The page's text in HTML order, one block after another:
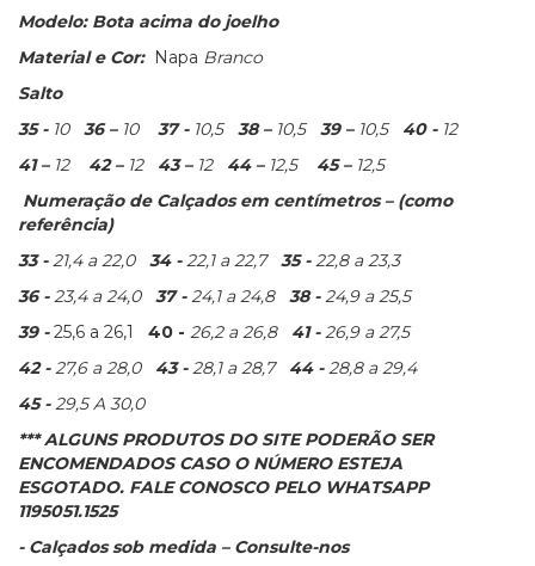
Modelo: Bota acima do joelho
Material e Cor:Napa Branco
Salto
35 - 10 36 – 10 37 - 10,5 38 – 10,5 39 – 10,5 40 - 12
41 – 12 42 – 12 43 – 12 44 – 12,5 45 – 12,5
Numeração de Calçados em centímetros – (como
referência)
33 -21,4 a 22,0 34 -22,1 a 22,7 35 -22,8 a 23,3
36 -23,4 a 24,037 -24,1 a 24,8 38 -24,9 a 25,5
39 -25,6 a 26,1 40 - 26,2 a 26,8 41 -26,9 a 27,5
42 -27,6 a 28,0 43 -28,1 a 28,7 44 -28,8 a 29,4
45 -29,5 A 30,0
*** ALGUNS PRODUTOS DO SITE PODERÃO SER
ENCOMENDADOS CASO O NÚMERO ESTEJA
ESGOTADO. FALE CONOSCO PELO WHATSAPP
1195051.1525
- Calçados sob medida – Consulte-nos